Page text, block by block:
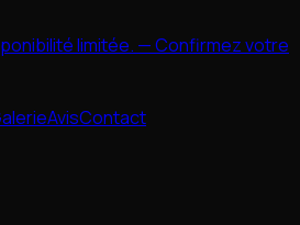
limitée. — Confirmez votre
AvisContact